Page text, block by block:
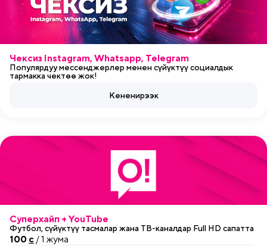
Чексиз Instagram, Whatsapp, Telegram
Популярдуу мессенджерлер менен сүйүктүү социалдык
тармакка чектөө жок!
Кененирээк
Суперхайп + YouTube
Футбол, сүйүктүү тасмалар жана ТВ-каналдар Full HD сапатта
100 c / 1 жума